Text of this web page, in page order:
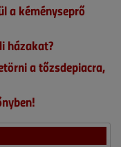
a kéményseprő
házakat?
a tőzsdepiacra,